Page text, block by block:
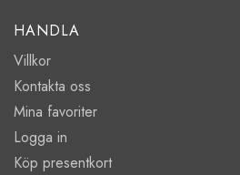
HANDLA
Villkor
Kontakta oss
Mina favoriter
Logga in
Köp presentkort